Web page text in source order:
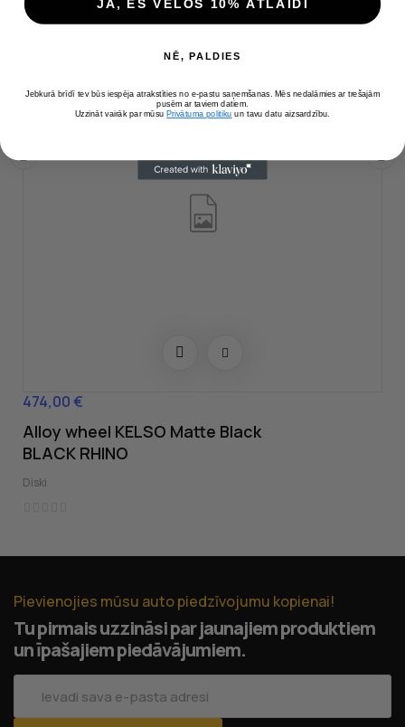
Cena
474,00 €
Alloy wheel KELSO Matte Black
BLACK RHINO
Diski
Pievienojies mūsu auto piedzīvojumu kopienai!
Tu pirmais uzzināsi par jaunajiem produktiem
un īpašajiem piedāvājumiem.
JĀ, ES VĒLOS 10% ATLAIDI
NĒ, PALDIES
Jebkurā brīdī tev būs iespēja atrakstīties no e-pastu saņemšanas. Mēs nedalāmies ar trešajām
pusēm ar taviem datiem.
Uzzināt vairāk par mūsuPrivātuma politiku un tavu datu aizsardzību.